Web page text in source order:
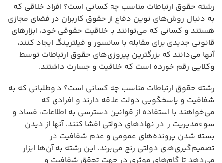
رشته حقوق ارتباطات مناسب چه کسانی است؟ افراد خلاقی که
به دنبال روش‌های نوین دفاع از حقوق کاربران در فضای مجازی
هستند و کسانی که می‌توانند با خلاقیت حقوقی خود، ابزارهای
قانونی جدیدی برای مقابله با سانسور و فیلترینگ ایجاد کنند،
آنها می‌دانند که بزرگترین پیروزی‌های حقوق ارتباطات توسط
وکلایی رقم خورده است که خلاقیت و جسارت داشتند.
رشته حقوق ارتباطات مناسب چه کسانی است؟ داوطلبانی که به
شفافیت و پاسخگویی دولت علاقه دارند و افرادی که
می‌خواهند با استفاده از قوانین دسترسی به اطلاعات، فساد و
سوءمدیریت را در نهادهای دولتی افشا کنند، آنها از دیدن
بسته شدن پرونده‌های عمومی و عدم شفافیت در
تصمیم‌گیری‌های دولتی رنج می‌برند، این رشته به آن‌ها ابزار
می‌دهد تا گام‌های موثری در جهت تحقق شفافیت و